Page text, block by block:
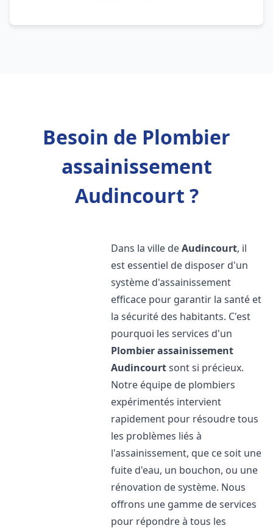
Besoin de Plombier
assainissement
Audincourt ?
Dans la ville deAudincourt, il
est essentiel de disposer d'un
système d'assainissement
efficace pour garantir la santé et
la sécurité des habitants. C'est
pourquoi les services d'un
Plombier assainissement
Audincourtsont si précieux.
Notre équipe de plombiers
expérimentés intervient
rapidement pour résoudre tous
les problèmes liés à
l'assainissement, que ce soit une
fuite d'eau, un bouchon, ou une
rénovation de système. Nous
offrons une gamme de services
pour répondre à tous les